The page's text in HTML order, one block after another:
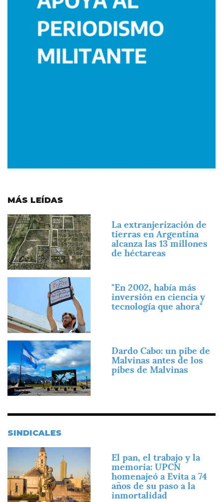
MÁS LEÍDAS
Imagen
La extranjerización de
tierras en Argentina
alcanza las 13 millones
de héctareas
"En 2002, había más
inversión en ciencia y
tecnología que ahora"
Imagen
Dardo Cabo: un pibe de
Malvinas antes de los
pibes de Malvinas
SINDICALES
El pan, el trabajo y la
memoria: UPCN
homenajeó a Evita a 74
años de su paso a la
inmortalidad